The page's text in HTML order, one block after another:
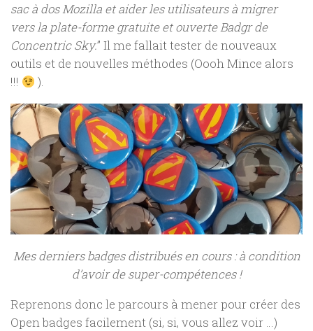
sac à dos Mozilla et aider les utilisateurs à migrer
vers la plate-forme gratuite et ouverte Badgr de
Concentric Sky.” Il me fallait tester de nouveaux
outils et de nouvelles méthodes (Oooh Mince alors
!!!
).
Mes derniers badges distribués en cours : à condition
d’avoir de super-compétences !
Reprenons donc le parcours à mener pour créer des
Open badges facilement (si, si, vous allez voir …)